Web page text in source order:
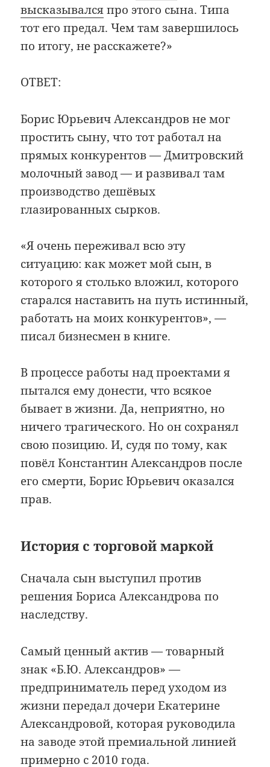
высказывалсяпро этого сына. Типа
тот его предал. Чем там завершилось
по итогу, не расскажете?»
ОТВЕТ:
Борис Юрьевич Александров не мог
простить сыну, что тот работал на
прямых конкурентов — Дмитровский
молочный завод — и развивал там
производство дешёвых
глазированных сырков.
«Я очень переживал всю эту
ситуацию: как может мой сын, в
которого я столько вложил, которого
старался наставить на путь истинный,
работать на моих конкурентов», —
писал бизнесмен в книге.
В процессе работы над проектами я
пытался ему донести, что всякое
бывает в жизни. Да, неприятно, но
ничего трагического. Но он сохранял
свою позицию. И, судя по тому, как
повёл Константин Александров после
его смерти, Борис Юрьевич оказался
прав.
История с торговой маркой
Сначала сын выступил против
решения Бориса Александрова по
наследству.
Самый ценный актив — товарный
знак «Б.Ю. Александров» —
предприниматель перед уходом из
жизни передал дочери Екатерине
Александровой, которая руководила
на заводе этой премиальной линией
примерно с 2010 года.